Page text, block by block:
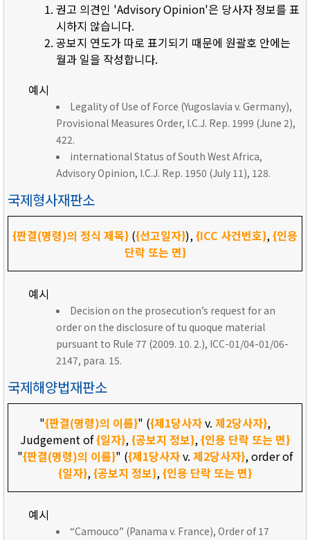
권고 의견인 'Advisory Opinion'은 당사자 정보를 표
시하지 않습니다.
공보지 연도가 따로 표기되기 때문에 원괄호 안에는
월과 일을 작성합니다.
예시
Legality of Use of Force (Yugoslavia v. Germany),
Provisional Measures Order, I.C.J. Rep. 1999 (June 2),
422.
international Status of South West Africa,
Advisory Opinion, I.C.J. Rep. 1950 (July 11), 128.
국제형사재판소
{판결(명령)의 정식 제목} ({선고일자}),{ICC 사건번호},{인용
단락 또는 면}
예시
Decision on the prosecution’s request for an
order on the disclosure of tu quoque material
pursuant to Rule 77 (2009. 10. 2.), ICC-01/04-01/06-
2147, para. 15.
국제해양법재판소
"{판결(명령)의 이름}" ({제1당사자v. 제2당사자},
Judgement of{일자},{공보지 정보},{인용 단락 또는 면}
"{판결(명령)의 이름}" ({제1당사자v. 제2당사자}, order of
{일자},{공보지 정보},{인용 단락 또는 면}
예시
“Camouco” (Panama v. France), Order of 17